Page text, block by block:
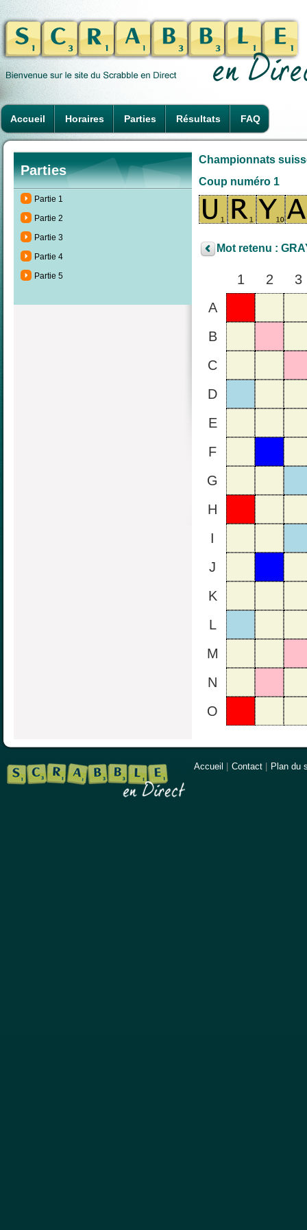
Accueil Horaires Parties Résultats FAQ
Parties
Partie 1
Partie 2
Partie 3
Partie 4
Partie 5
Championnats
Coup numéro 1
Mot retenu :
1 2
3
A
B
C
D
E
F
G
H
I
J
K
L
M
N
O
Accueil Contact Plan du